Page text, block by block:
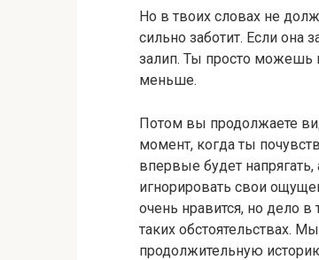
Но в твоих словах не
сильно заботит. Если она
залип. Ты просто можешь
меньше.
Потом вы продолжаете
момент, когда ты
впервые будет напрягать,
игнорировать свои
очень нравится, но дело
таких обстоятельствах.
продолжительную